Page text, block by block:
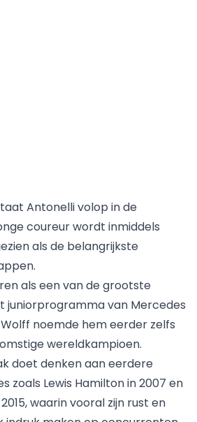
Antonelli volop in de
coureur wordt inmiddels
als de belangrijkste
als een van de grootste
juniorprogramma van Mercedes
noemde hem eerder zelfs
wereldkampioen.
doet denken aan eerdere
zoals Lewis Hamilton in 2007 en
waarin vooral zijn rust en